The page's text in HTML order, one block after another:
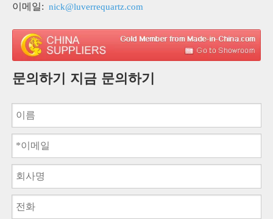
이메일: nick@luverrequartz.com
문의하기 지금 문의하기